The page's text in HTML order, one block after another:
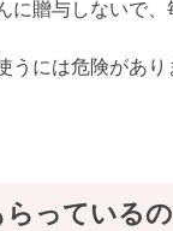
に贈与しないで
うには危険があ
っている